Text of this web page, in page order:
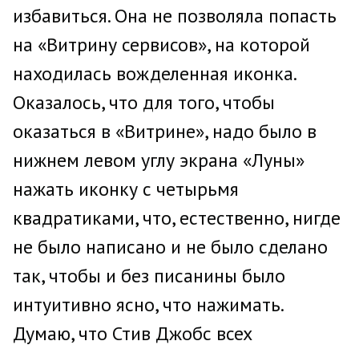
избавиться. Она не позволяла попасть
на «Витрину сервисов», на которой
находилась вожделенная иконка.
Оказалось, что для того, чтобы
оказаться в «Витрине», надо было в
нижнем левом углу экрана «Луны»
нажать иконку с четырьмя
квадратиками, что, естественно, нигде
не было написано и не было сделано
так, чтобы и без писанины было
интуитивно ясно, что нажимать.
Думаю, что Стив Джобс всех